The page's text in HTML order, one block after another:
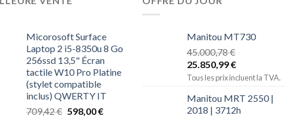
Micorosoft Surface
Laptop 2 i5-8350u 8 Go
256ssd 13,5" Écran
tactile W10 Pro Platine
(stylet compatible
inclus) QWERTY IT
709,42€ 598,00€
Manitou MT730
45.000,78€
25.850,99€
Tous les prix incluent la TVA.
Manitou MRT 2550 |
2018 | 3712h